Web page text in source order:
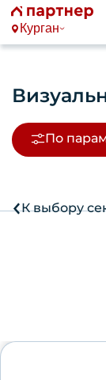
Курган
По
К выбору